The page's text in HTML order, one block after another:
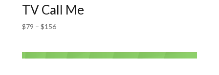
TV Call Me
$79 – $156